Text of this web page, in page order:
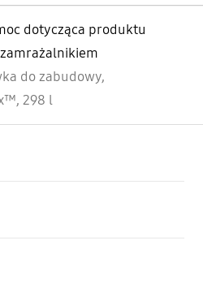
dotycząca produktu
do zabudowy,
298 l